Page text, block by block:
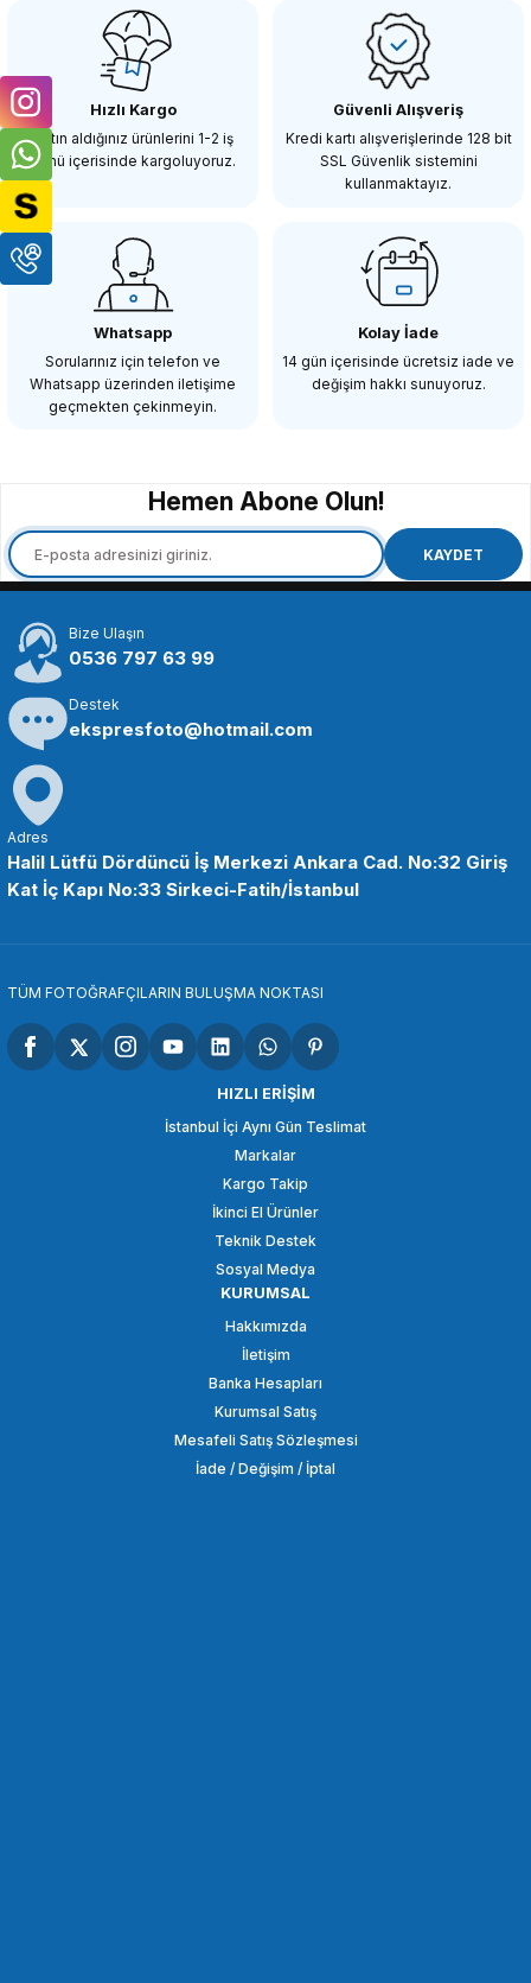
OEM Marka Nikon D90 Lcd Koruma Camı
98,21 TL
OEM
OEM Marka Nikon D300 D300s Lcd Koruma Camı
98,21 TL
OEM Marka D500 D600 D610 D7100 D7200 D750 D800 D810 D4 DF Lcd
98,21 TL
OEM
OEM Marka Nikon D3100/D3200/D3300 Lcd Koruma Camı
OEM
OEM Marka Nikon D5100/D5200/D5300 Lcd Koruma Camı
SEPETE EKLE
OEM Marka Nikon D7000 Lcd Koruma Camı
Hızlı Kargo
Satın aldığınız ürünlerini 1-2 iş
günü içerisinde kargoluyoruz.
Güvenli Alışveriş
Kredi kartı alışverişlerinde 128 bit
SSL Güvenlik sistemini
kullanmaktayız.
Whatsapp
Sorularınız için telefon ve
Whatsapp üzerinden iletişime
geçmekten çekinmeyin.
Kolay İade
14 gün içerisinde ücretsiz iade ve
değişim hakkı sunuyoruz.
Hemen Abone Olun!
KAYDET
Bize Ulaşın
0536 797 63 99
Destek
ekspresfoto@hotmail.com
Adres
Halil Lütfü Dördüncü İş Merkezi Ankara Cad. No:32 Giriş
Kat İç Kapı No:33 Sirkeci-Fatih/İstanbul
TÜM FOTOĞRAFÇILARIN BULUŞMA NOKTASI
HIZLI ERİŞİM
İstanbul İçi Aynı Gün Teslimat
Markalar
Kargo Takip
İkinci El Ürünler
Teknik Destek
Sosyal Medya
KURUMSAL
Hakkımızda
İletişim
Banka Hesapları
Kurumsal Satış
Mesafeli Satış Sözleşmesi
İade / Değişim / İptal